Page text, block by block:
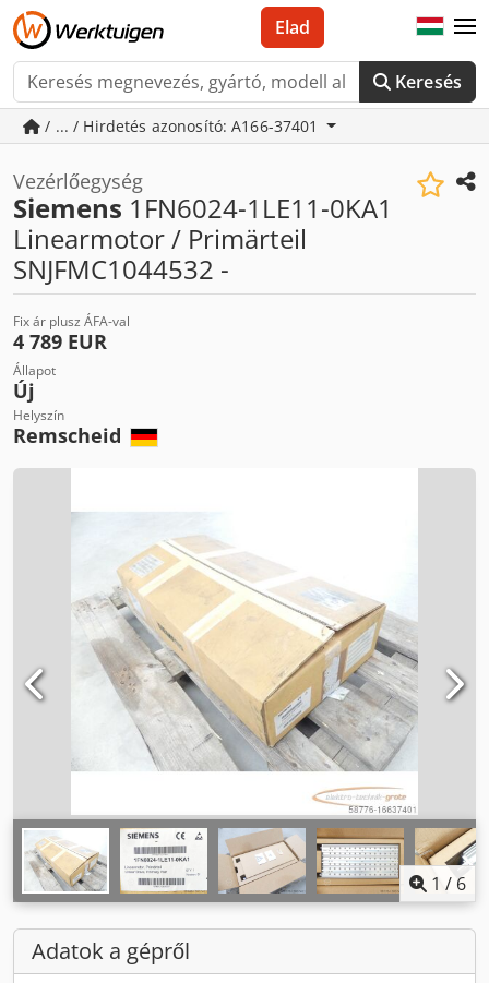
Keresés
Elad
/ ... / Hirdetés azonosító: A166-37401
Vezérlőegység
Siemens 1FN6024-1LE11-0KA1
Linearmotor / Primärteil
SNJFMC1044532 -
Fix ár plusz ÁFA-val
4 789 EUR
Állapot
Új
Helyszín
Remscheid
1 / 6
Adatok a gépről